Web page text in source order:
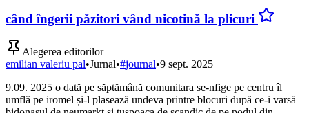
când îngerii păzitori vând nicotină la plicuri
Alegerea editorilor
emilian valeriu pal•Jurnal•#journal•9 sept. 2025
9.09. 2025 o dată pe săptămână comunitara se-nfige pe centru îl
umflă pe iromel și-l plasează undeva printre blocuri după ce-i varsă